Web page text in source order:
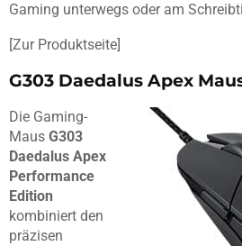
Gaming unterwegs oder am
[Zur Produktseite]
G303 Daedalus Apex
Die Gaming-
Maus G303
Daedalus Apex
Performance
Edition
kombiniert den
präzisen